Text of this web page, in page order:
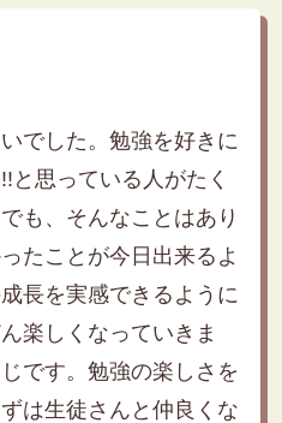
でした。勉強を好きに
と思っている人がたく
も、そんなことはあり
たことが今日出来るよ
長を実感できるように
楽しくなっていきま
です。勉強の楽しさを
は生徒さんと仲良くな